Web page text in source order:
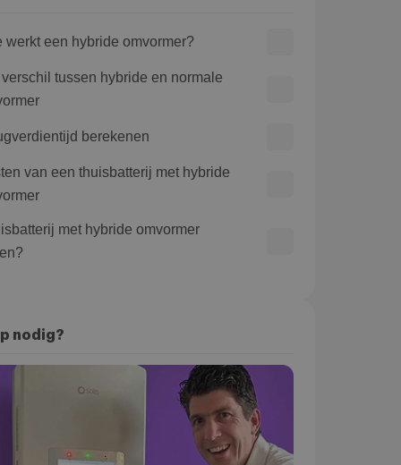
werkt een hybride omvormer?
verschil tussen hybride en normale
berekenen
van een thuisbatterij met hybride
met hybride omvormer
nodig?